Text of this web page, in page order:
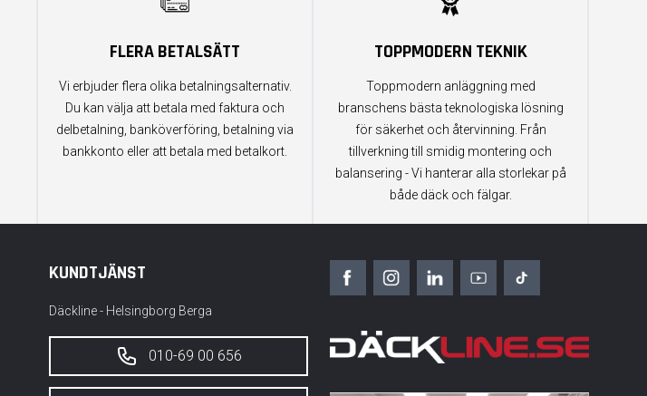
FLERA BETALSÄTT
Vi erbjuder flera olika betalningsalternativ.
Du kan välja att betala med faktura och
delbetalning, banköverföring, betalning via
bankkonto eller att betala med betalkort.
TOPPMODERN TEKNIK
Toppmodern anläggning med
branschens bästa teknologiska lösning
för säkerhet och återvinning. Från
tillverkning till smidig montering och
balansering - Vi hanterar alla storlekar på
både däck och fälgar.
KUNDTJÄNST
Däckline - Helsingborg Berga
010-69 00 656